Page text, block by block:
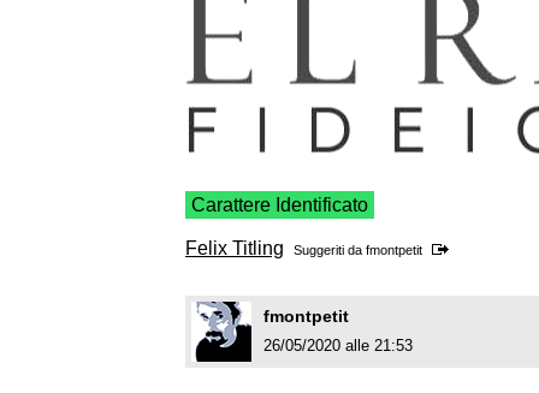
Carattere Identificato
Felix Titling Suggeriti da fmontpetit
fmontpetit
26/05/2020 alle 21:53